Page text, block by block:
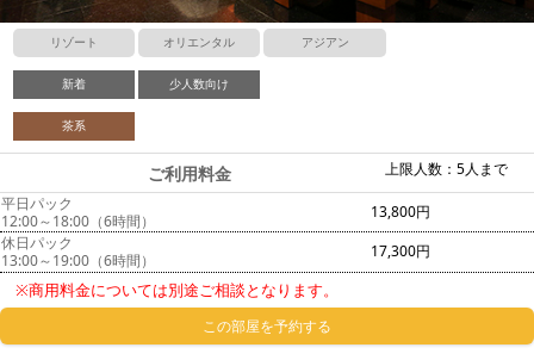
リゾート オリエンタル アジアン
新着 少人数向け
茶系
上限人数：5人まで
ご利用料金
平日パック
12:00～18:00（6時間）
13,800円
休日パック
13:00～19:00（6時間）
17,300円
※商用料金については別途ご相談となります。
この部屋を予約する